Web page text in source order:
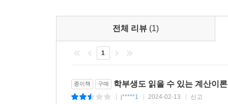
전체 리뷰 (1)
1
종이책 구매 학부생도 읽을 수 있는 계산이
j*****1 2024-02-13 신고